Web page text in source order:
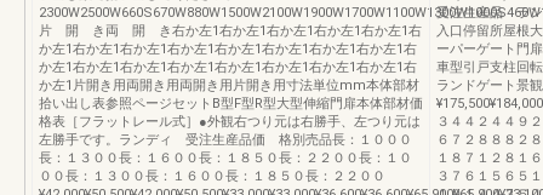
片 開 き両 開 き右か左1右か左1右か左1右か左1右か左1右
か左1右か左1右か左1右か左1右か左1右か左1右か左1右か左1右
か左1右か左1右か左1右か左1右か左1右か左1右か左1右か左1右
か左1片開き用両開き用両開き用片開き用寸法単位mm本体部材
拾い出し表参照ページセットB型F型R型大型伸縮門扉本体部材価
格表［フラットレール式］●外観右つり元は右勝手、左つり元は
左勝手です。ランディ 受注生産品価 格別売品長：１０００
長：１３００長：１６００長：１８５０長：２２００長：１０
００長：１３００長：１６００長：１８５０長：２２００
受注生産品 ラン
入口停留所屋根
ーパーゲート門
車型引戸支柱回
ランドゲート景
３４４２４４９
６７２８８８２
１８７１２８１
３７６１５６５